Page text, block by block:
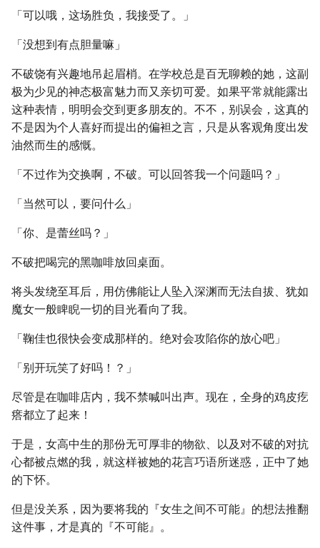
「可以哦，这场胜负，我接受了。」
「没想到有点胆量嘛」
不破饶有兴趣地吊起眉梢。在学校总是百无聊赖的她，这副
极为少见的神态极富魅力而又亲切可爱。如果平常就能露出
这种表情，明明会交到更多朋友的。不不，别误会，这真的
不是因为个人喜好而提出的偏袒之言，只是从客观角度出发
油然而生的感慨。
「不过作为交换啊，不破。可以回答我一个问题吗？」
「当然可以，要问什么」
「你、是蕾丝吗？」
不破把喝完的黑咖啡放回桌面。
将头发绕至耳后，用仿佛能让人坠入深渊而无法自拔、犹如
魔女一般睥睨一切的目光看向了我。
「鞠佳也很快会变成那样的。绝对会攻陷你的放心吧」
「别开玩笑了好吗！？」
尽管是在咖啡店内，我不禁喊叫出声。现在，全身的鸡皮疙
瘩都立了起来！
于是，女高中生的那份无可厚非的物欲、以及对不破的对抗
心都被点燃的我，就这样被她的花言巧语所迷惑，正中了她
的下怀。
但是没关系，因为要将我的『女生之间不可能』的想法推翻
这件事，才是真的『不可能』。